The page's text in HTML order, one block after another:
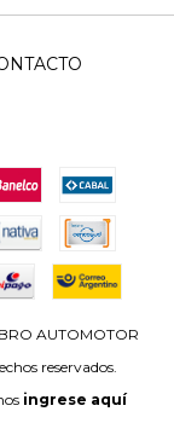
AUTOMOTOR
reservados.
ingrese aquí